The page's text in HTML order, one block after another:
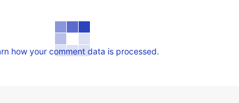
how your comment data is processed.